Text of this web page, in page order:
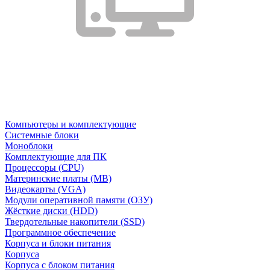
Компьютеры и комплектующие
Системные блоки
Моноблоки
Комплектующие для ПК
Процессоры (CPU)
Материнские платы (MB)
Видеокарты (VGA)
Модули оперативной памяти (ОЗУ)
Жёсткие диски (HDD)
Твердотельные накопители (SSD)
Программное обеспечение
Корпуса и блоки питания
Корпуса
Корпуса с блоком питания